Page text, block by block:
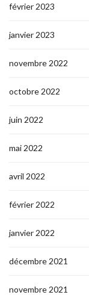
février 2023
janvier 2023
novembre 2022
octobre 2022
juin 2022
mai 2022
avril 2022
février 2022
janvier 2022
décembre 2021
novembre 2021